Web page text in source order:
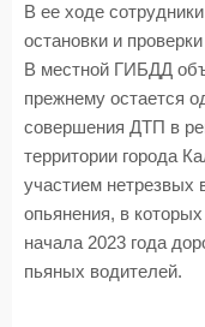
В ее ходе
остановки и
В местной ГИБДД
прежнему остается
совершения ДТП в
территории города
участием нетрезвых
опьянения, в
начала 2023 года
пьяных водителей.